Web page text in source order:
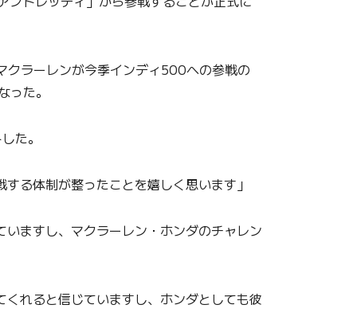
ラーレンが今季インディ500への参戦の
た。
た。
る体制が整ったことを嬉しく思います」
ますし、マクラーレン・ホンダのチャレン
れると信じていますし、ホンダとしても彼